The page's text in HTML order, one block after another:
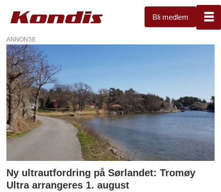
Bli medlem
Tag:
tromøy
ultra
ANNONSE
Ny ultrautfordring på Sørlandet: Tromøy
Ultra arrangeres 1. august